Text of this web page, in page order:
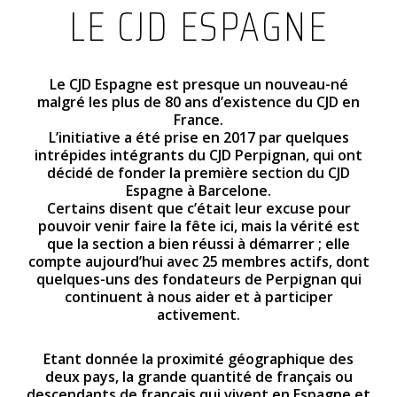
LE CJD ESPAGNE
Le CJD Espagne est presque un nouveau-né
malgré les plus de 80 ans d’existence du CJD en
France.
L’initiative a été prise en 2017 par quelques
intrépides intégrants du CJD Perpignan, qui ont
décidé de fonder la première section du CJD
Espagne à Barcelone.
Certains disent que c’était leur excuse pour
pouvoir venir faire la fête ici, mais la vérité est
que la section a bien réussi à démarrer ; elle
compte aujourd’hui avec 25 membres actifs, dont
quelques-uns des fondateurs de Perpignan qui
continuent à nous aider et à participer
activement.
Etant donnée la proximité géographique des
deux pays, la grande quantité de français ou